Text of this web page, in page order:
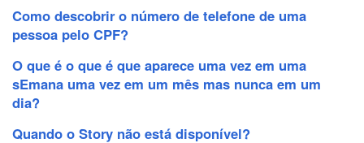
Como descobrir o número de telefone de uma
pessoa pelo CPF?
O que é o que é que aparece uma vez em uma
sEmana uma vez em um mês mas nunca em um
dia?
Quando o Story não está disponível?